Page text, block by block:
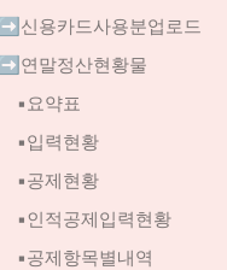
➡️신용카드사용분업로드
➡️연말정산현황물
▪️요약표
▪️입력현황
▪️공제현황
▪️인적공제입력현황
▪️공제항목별내역